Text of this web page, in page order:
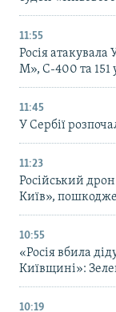
11:55
Росія
М», С-400 та
11:45
У Сербії
11:23
Російський
Київ»,
10:55
«Росія вбила
Київщині»:
10:19